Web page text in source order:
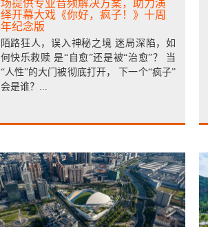
场提供专业音频解决方案，助力演
绎开幕大戏《你好，疯子！》十周
年纪念版
陌路狂人，误入神秘之境 迷局深陷，如
何快乐救赎 是“自愈”还是被“治愈”？ 当
“人性”的大门被彻底打开， 下一个“疯子”
会是谁？...